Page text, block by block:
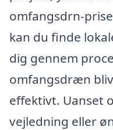
omfangsdrn-
kan du finde
dig gennem
omfangsdræn
effektivt. Uanset
vejledning eller